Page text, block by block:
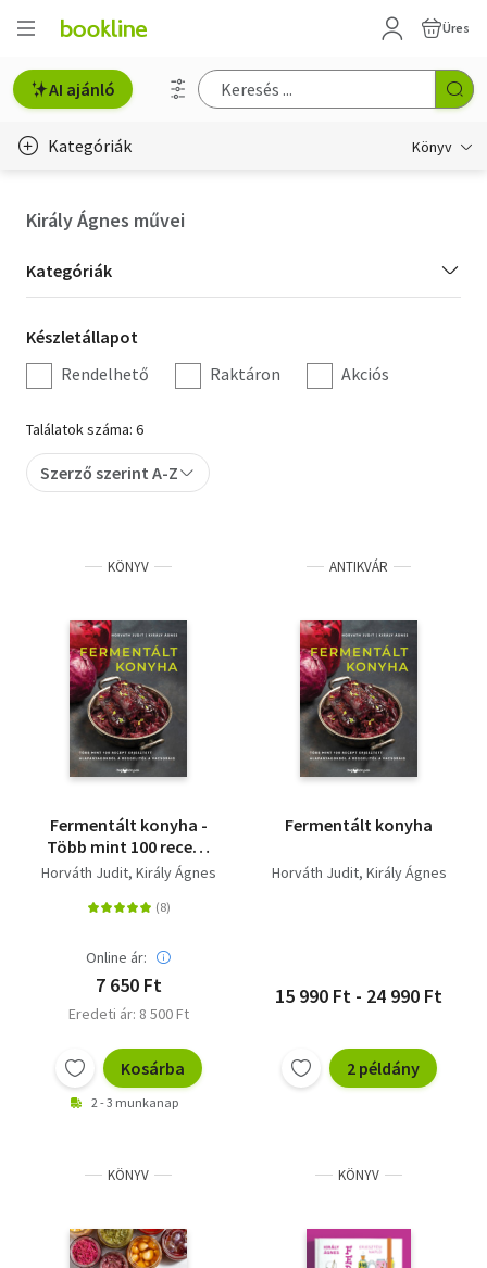
Üres
AI ajánló
Kategóriák Könyv
Hobbi, szabadidő
Irodalom
Művészet
Szakkönyv
Tankönyv, segédkönyv
Társadalomtudomány
Természettudomány
Történelem
Vallás
Király Ágnes művei
Kategória
szűrés
Kategóriák
Készletállapot
szűrés
Készletállapot
Rendelhető
Raktáron Akciós
Találatok száma: 6
Szerző szerint A-Z
KÖNYV
Fermentált konyha -
Több mint 100 recept
erjesztett
reggelitől a vacsoráig
Horváth Judit Király Ágnes
Online ár:
7 650 Ft
Eredeti ár: 8 500 Ft
Kosárba
2 - 3 munkanap
ANTIKVÁR
Fermentált konyha
Horváth Judit Király Ágnes
15 990 Ft - 24 990 Ft
2 példány
KÖNYV KÖNYV